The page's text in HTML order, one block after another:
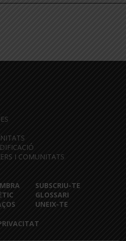
I COMUNITATS
SUBSCRIU-TE
GLOSSARI
UNEIX-TE